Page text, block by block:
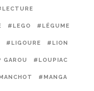
#LEGO #LÉGUME
#LIGOURE #LION
GAROU #LOUPIAC
#MANGA